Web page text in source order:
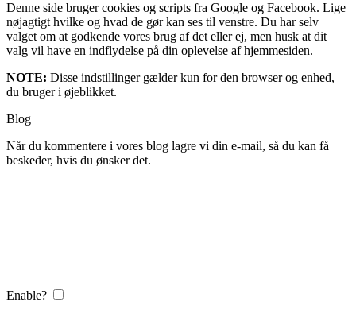
Denne side bruger cookies og scripts fra Google og Facebook. Lige
nøjagtigt hvilke og hvad de gør kan ses til venstre. Du har selv
valget om at godkende vores brug af det eller ej, men husk at dit
valg vil have en indflydelse på din oplevelse af hjemmesiden.
NOTE: Disse indstillinger gælder kun for den browser og enhed,
du bruger i øjeblikket.
Blog
Når du kommentere i vores blog lagre vi din e-mail, så du kan få
beskeder, hvis du ønsker det.
Enable?